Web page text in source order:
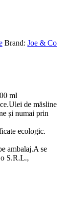
Brand: Joe & Co
ml
de măsline
și numai prin
ecologic.
ambalaj.A se
S.R.L.,